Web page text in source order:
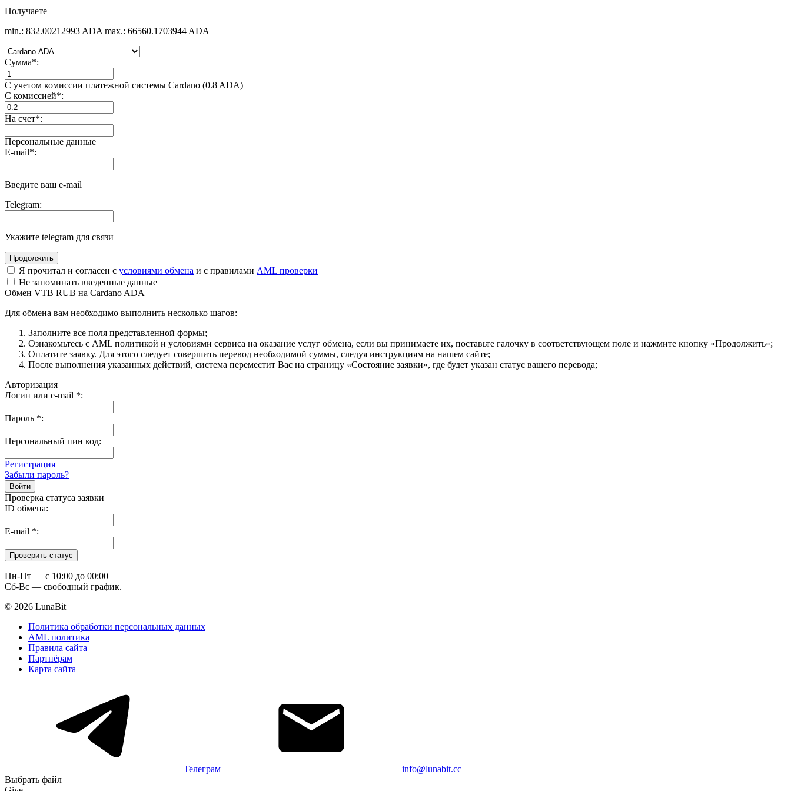
Получаете
min.: 832.00212993 ADA max.: 66560.1703944 ADA
Сумма*:
С учетом комиссии платежной системы Cardano (0.8 ADA)
С комиссией*:
На счет*:
Персональные данные
E-mail*:
Введите ваш e-mail
Telegram:
Укажите telegram для связи
Я прочитал и согласен с условиями обмена и с правилами AML проверки
Не запоминать введенные данные
Обмен VTB RUB на Cardano ADA
Для обмена вам необходимо выполнить несколько шагов:
Заполните все поля представленной формы;
Ознакомьтесь с AML политикой и условиями сервиса на оказание услуг обмена, если вы принимаете их, поставьте галочку в соответствующем поле и нажмите кнопку «Продолжить»;
Оплатите заявку. Для этого следует совершить перевод необходимой суммы, следуя инструкциям на нашем сайте;
После выполнения указанных действий, система переместит Вас на страницу «Состояние заявки», где будет указан статус вашего перевода;
Авторизация
Логин или e-mail *:
Пароль *:
Персональный пин код:
Регистрация
Забыли пароль?
Проверка статуса заявки
ID обмена:
E-mail *:
Пн-Пт — c 10:00 до 00:00
Сб-Вс — свободный график.
© 2026 LunaBit
Политика обработки персональных данных
AML политика
Правила сайта
Партнёрам
Карта сайта
Телеграм
info@lunabit.cc
Выбрать файл